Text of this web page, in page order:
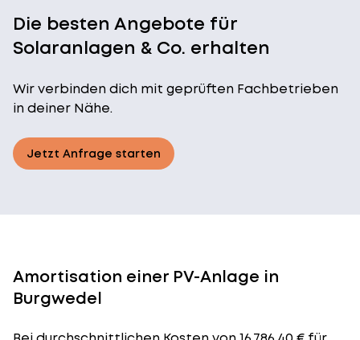
Die besten Angebote für
Solaranlagen & Co. erhalten
Wir verbinden dich mit geprüften Fachbetrieben
in deiner Nähe.
Jetzt Anfrage starten
Amortisation einer PV-Anlage in
Burgwedel